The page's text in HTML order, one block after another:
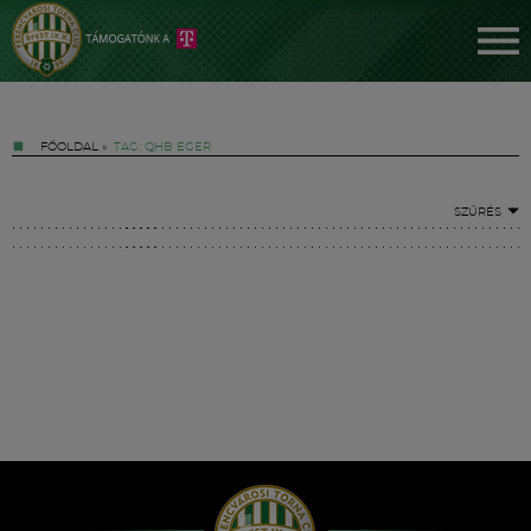
FŐOLDAL » TAG: QHB EGER
SZŰRÉS
Hírek